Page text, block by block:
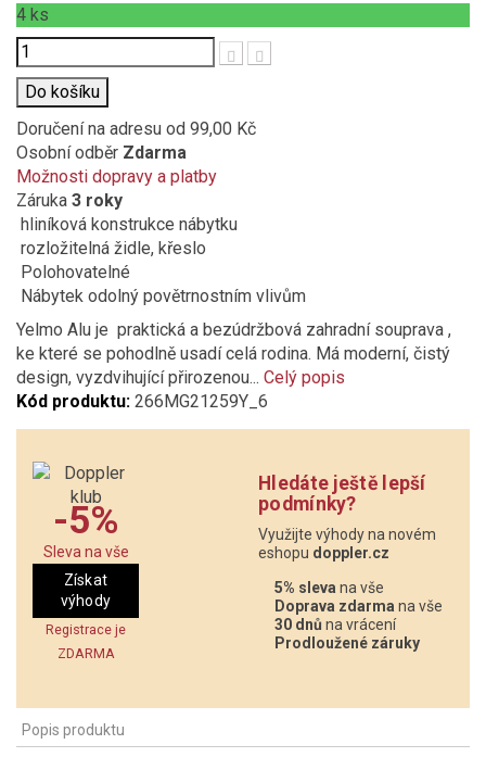
4 ks
Počet
Do košíku
Doručení na adresu od 99,00 Kč
Osobní odběr Zdarma
Možnosti dopravy a platby
Záruka 3 roky
hliníková konstrukce nábytku
rozložitelná židle, křeslo
Polohovatelné
Nábytek odolný povětrnostním vlivům
Yelmo Alu je praktická a bezúdržbová zahradní souprava ,
ke které se pohodlně usadí celá rodina. Má moderní, čistý
design, vyzdvihující přirozenou... Celý popis
Kód produktu: 266MG21259Y_6
-5%
Sleva na vše
Získat
výhody
Registrace je
ZDARMA
Hledáte ještě lepší
podmínky?
Využijte výhody na novém
eshopu doppler.cz
5% sleva na vše
Doprava zdarma na vše
30 dnů na vrácení
Prodloužené záruky
Popis produktu